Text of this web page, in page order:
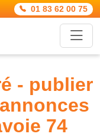
01 83 62 00 75
74